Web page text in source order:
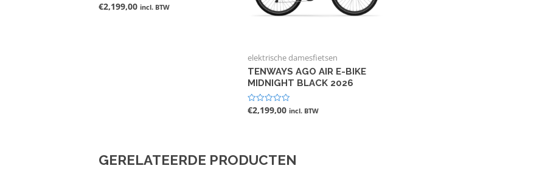
Gewaardeerd
€2,199,00 incl. BTW
elektrische damesfietsen
TENWAYS AGO AIR E-BIKE
MIDNIGHT BLACK 2026
Gewaardeerd
€2,199,00 incl. BTW
GERELATEERDE PRODUCTEN